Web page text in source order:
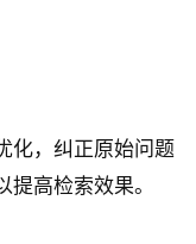
化，纠正原始问题
高检索效果。